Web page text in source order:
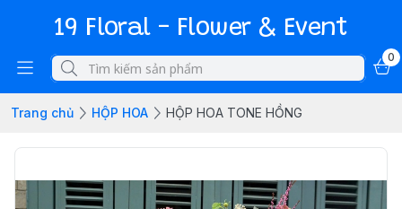
19 Floral - Flower & Event
0
Trang chủ HỘP HOA HỘP HOA TONE HỒNG